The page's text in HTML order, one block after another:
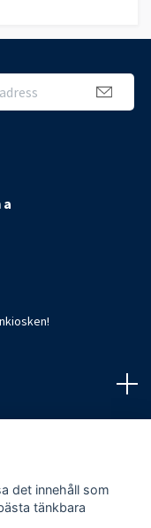
det innehåll som
tänkbara